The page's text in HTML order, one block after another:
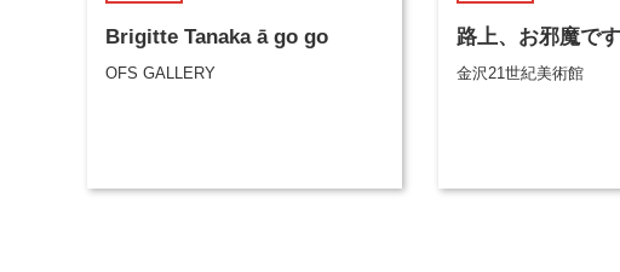
Brigitte Tanaka ā go go
OFS GALLERY
路上、お邪魔で
金沢21世紀美術館